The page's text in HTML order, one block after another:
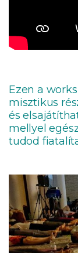
Ezen a
misztikus
és
mellyel
tudod